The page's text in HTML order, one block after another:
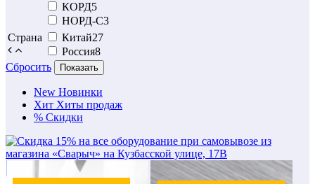
КОРД5
НОРД-С3
Страна
Китай27
Россия8
Сбросить
Показать
New Новинки
Хит Хиты продаж
% Скидки